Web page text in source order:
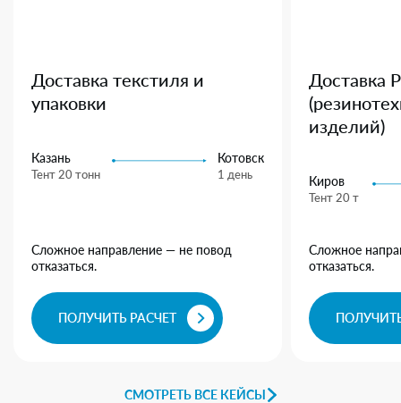
СМОТРЕТЬ ВСЕ КЕЙСЫ
Доставка текстиля и
упаковки
Казань
Тент 20 тонн
Котовск
1 день
Сложное направление — не повод
отказаться.
ПОЛУЧИТЬ РАСЧЕТ
Доставка
изделий)
Киров
Тент 20 т
Сложное
отказаться.